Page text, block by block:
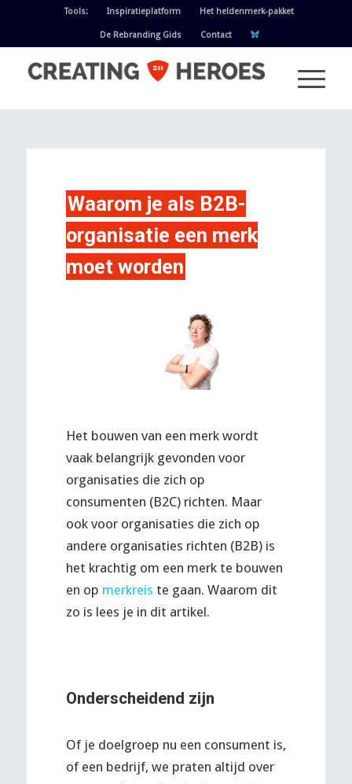
Tools: Inspiratieplatform Het heldenmerk-pakket
De Rebranding Gids Contact
Waarom je als B2B-
organisatie een merk
moet worden
Het bouwen van een merk wordt
vaak belangrijk gevonden voor
organisaties die zich op
consumenten (B2C) richten. Maar
ook voor organisaties die zich op
andere organisaties richten (B2B) is
het krachtig om een merk te bouwen
en op merkreis te gaan. Waarom dit
zo is lees je in dit artikel.
Onderscheidend zijn
Of je doelgroep nu een consument is,
of een bedrijf, we praten altijd over